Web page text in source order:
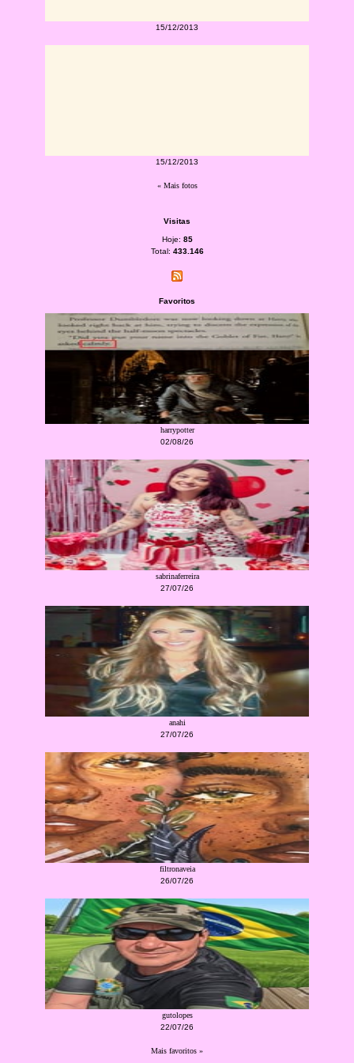
15/12/2013
15/12/2013
« Mais fotos
Visitas
Hoje: 85
Total: 433.146
Favoritos
harrypotter
02/08/26
sabrinaferreira
27/07/26
anahi
27/07/26
filtronaveia
26/07/26
gutolopes
22/07/26
Mais favoritos »